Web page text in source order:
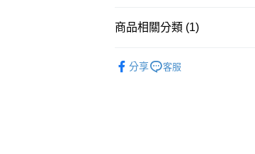
離島宅配
商品相關分類 (1)
分享
客服